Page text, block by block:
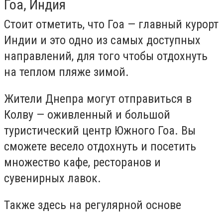
Гоа, Индия
Стоит отметить, что Гоа — главный курорт
Индии и это одно из самых доступных
направлений, для того чтобы отдохнуть
на теплом пляже зимой.
Жители Днепра могут отправиться в
Колву — оживленный и большой
туристический центр Южного Гоа. Вы
сможете весело отдохнуть и посетить
множество кафе, ресторанов и
сувенирных лавок.
Также здесь на регулярной основе